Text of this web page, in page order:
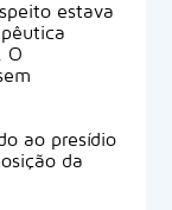
estava
O
ao presídio
da